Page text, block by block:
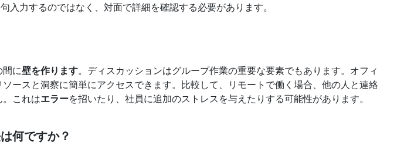
力するのではなく、対面で詳細を確認する必要があります。
間に壁を作ります。ディスカッションはグループ作業の重要な要素でもあります。オフィ
ースと洞察に簡単にアクセスできます。比較して、リモートで働く場合、他の人と連絡
これはエラーを招いたり、社員に追加のストレスを与えたりする可能性があります。
何ですか？